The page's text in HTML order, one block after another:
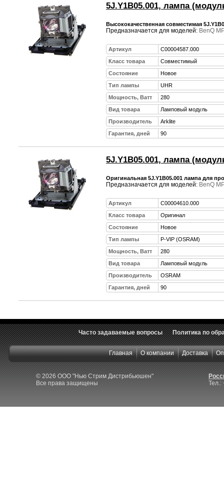
5J.Y1B05.001, лампа
Высококачественная совместимая
Предназначается для моделей: BenQ
Артикул
C00004587.000
Класс товара
Совместимый
Состояние
Новое
Тип лампы
UHR
Мощность, Ватт
280
Вид товара
Ламповый модуль
Производитель
Arklite
Гарантия, дней
90
5J.Y1B05.001, лампа
Оригинальная 5J.Y1B05.001 лампа для
Предназначается для моделей: BenQ
Артикул
C00004610.000
Класс товара
Оригинал
Состояние
Новое
Тип лампы
P-VIP (OSRAM)
Мощность, Ватт
280
Вид товара
Ламповый модуль
Производитель
OSRAM
Гарантия, дней
90
Часто задаваемые вопросы Политика по
Главная О компании Доставка
© 2026 ООО "Нью Стрим Дистрибьюшен"
Все права защищены
Тел.: